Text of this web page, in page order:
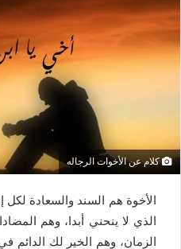
كلام عن الأخوات الرجاله
الأخوة هم السند والسعادة لكل
الذي لا ينحني أبدا، وهم
الزمان، وهم الخير لك الدائم في